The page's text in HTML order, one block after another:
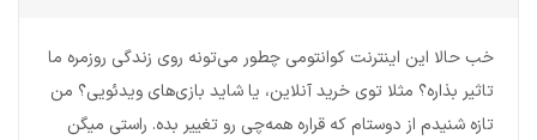
خب حالا این اینترنت کوانتومی چطور می‌تونه روی زندگی روزمره ما
تاثیر بذاره؟ مثلا توی خرید آنلاین، یا شاید بازی‌های ویدئویی؟ من
تازه شنیدم از دوستام که قراره همه‌چی رو تغییر بده. راستی میگن